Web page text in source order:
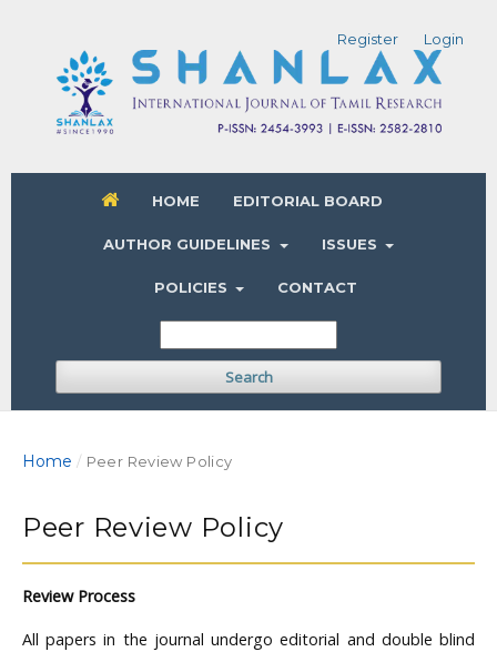
HOME EDITORIAL BOARD
AUTHOR GUIDELINES ISSUES
POLICIES CONTACT
Search
Register Login
Home / Peer Review Policy
Peer Review Policy
Review Process
All papers in the journal undergo editorial and double blind